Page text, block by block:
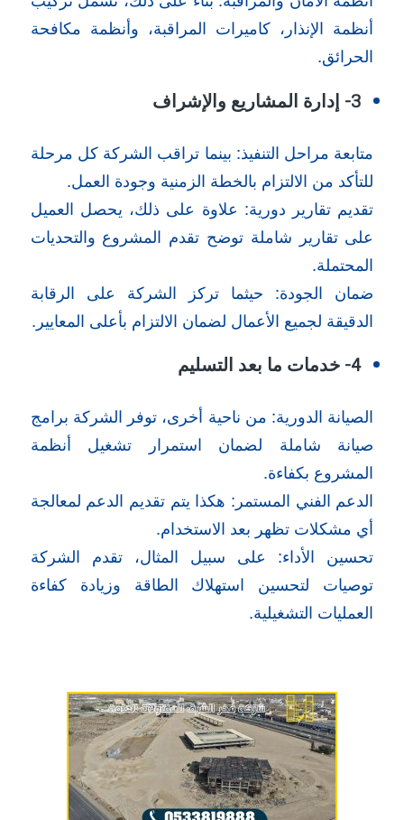
أنظمة الإنذار، كاميرات المراقبة، وأنظمة مكافحة
الحرائق.
3- إدارة المشاريع والإشراف
متابعة مراحل التنفيذ: بينما تراقب الشركة كل مرحلة
للتأكد من الالتزام بالخطة الزمنية وجودة العمل.
تقديم تقارير دورية: علاوة على ذلك، يحصل العميل
على تقارير شاملة توضح تقدم المشروع والتحديات
المحتملة.
ضمان الجودة: حيثما تركز الشركة على الرقابة
الدقيقة لجميع الأعمال لضمان الالتزام بأعلى المعايير.
4- خدمات ما بعد التسليم
الصيانة الدورية: من ناحية أخرى، توفر الشركة برامج
صيانة شاملة لضمان استمرار تشغيل أنظمة
المشروع بكفاءة.
الدعم الفني المستمر: هكذا يتم تقديم الدعم لمعالجة
أي مشكلات تظهر بعد الاستخدام.
تحسين الأداء: على سبيل المثال، تقدم الشركة
توصيات لتحسين استهلاك الطاقة وزيادة كفاءة
العمليات التشغيلية.